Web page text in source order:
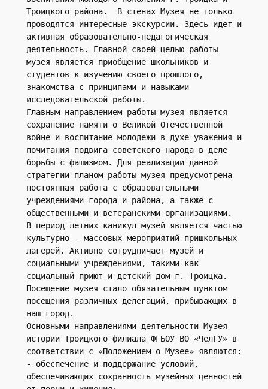
Троицкого района.  В стенах Музея не только
проводятся интересные экскурсии. Здесь идет и
активная образовательно-педагогическая
деятельность. Главной своей целью работы
музея является приобщение школьников и
студентов к изучению своего прошлого,
знакомства с принципами и навыками
исследовательской работы.
Главным направлением работы музея является
сохранение памяти о Великой Отечественной
войне и воспитание молодежи в духе уважения и
почитания подвига советского народа в деле
борьбы с фашизмом. Для реализации данной
стратегии планом работы музея предусмотрена
постоянная работа с образовательными
учреждениями города и района, а также с
общественными и ветеранскими организациями.
В период летних каникул музей является частью
культурно - массовых мероприятий пришкольных
лагерей. Активно сотрудничает музей и
социальными учреждениями, такими как
социальный приют и детский дом г. Троицка.
Посещение музея стало обязательным пунктом
посещения различных делегаций, прибывающих в
наш город.
Основными направлениями деятельности Музея
истории Троицкого филиала ФГБОУ ВО «ЧелГУ» в
- обеспечение и поддержание условий,
обеспечивающих сохранность музейных ценностей